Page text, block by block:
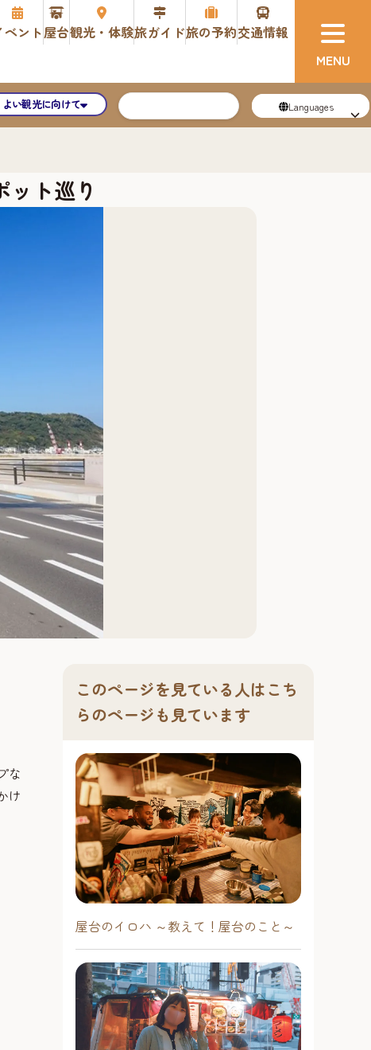
ベント屋台観光・体験旅ガイド旅の予約交通情報
よい観光に向けて Languages
ット巡り
な
け
このページを見ている人はこち
らのページも見ています
屋台のイロハ ～教えて！屋台のこと～